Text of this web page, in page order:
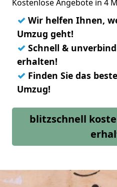
Kostenlose Angebote in 4
✓ Wir helfen Ihnen,
Umzug geht!
✓ Schnell &
erhalten!
✓ Finden Sie das
Umzug!
blitzschnell